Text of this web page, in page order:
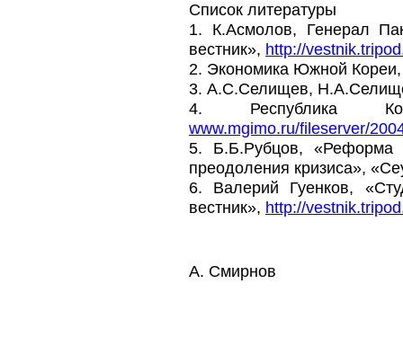
Список литературы
1. К.Асмолов, Генерал
вестник», http://
2. Экономика Южной
3. А.С.Селищев,
4. Республика
www.mgimo.ru/fileserver/
5. Б.Б.Рубцов, «Реформа
преодоления кризиса»,
6. Валерий Гуенков,
вестник», http://
А. Смирнов